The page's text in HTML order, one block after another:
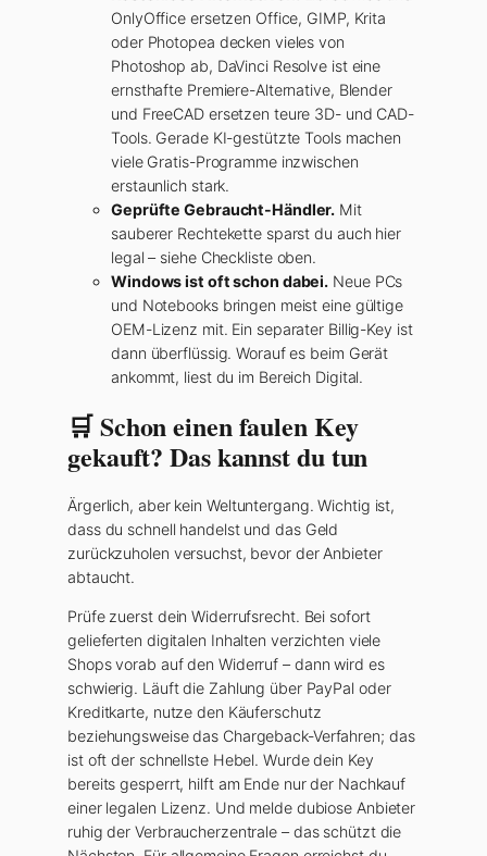
OnlyOffice ersetzen Office, GIMP, Krita
oder Photopea decken vieles von
Photoshop ab, DaVinci Resolve ist eine
ernsthafte Premiere-Alternative, Blender
und FreeCAD ersetzen teure 3D- und CAD-
Tools. Gerade KI-gestützte Tools machen
viele Gratis-Programme inzwischen
erstaunlich stark.
Geprüfte Gebraucht-Händler. Mit
sauberer Rechtekette sparst du auch hier
legal – siehe Checkliste oben.
Windows ist oft schon dabei. Neue PCs
und Notebooks bringen meist eine gültige
OEM-Lizenz mit. Ein separater Billig-Key ist
dann überflüssig. Worauf es beim Gerät
ankommt, liest du im Bereich Digital.
🛒 Schon einen faulen Key
gekauft? Das kannst du tun
Ärgerlich, aber kein Weltuntergang. Wichtig ist,
dass du schnell handelst und das Geld
zurückzuholen versuchst, bevor der Anbieter
abtaucht.
Prüfe zuerst dein Widerrufsrecht. Bei sofort
gelieferten digitalen Inhalten verzichten viele
Shops vorab auf den Widerruf – dann wird es
schwierig. Läuft die Zahlung über PayPal oder
Kreditkarte, nutze den Käuferschutz
beziehungsweise das Chargeback-Verfahren; das
ist oft der schnellste Hebel. Wurde dein Key
bereits gesperrt, hilft am Ende nur der Nachkauf
einer legalen Lizenz. Und melde dubiose Anbieter
ruhig der Verbraucherzentrale – das schützt die